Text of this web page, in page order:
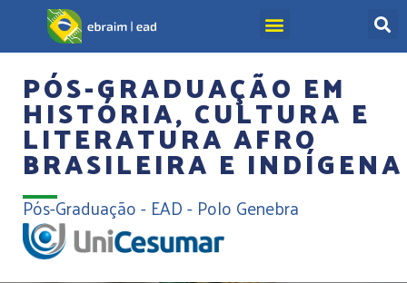
PÓS-GRADUAÇÃO EM
HISTÓRIA, CULTURA E
LITERATURA AFRO
BRASILEIRA E INDÍGENA
Pós-Graduação - EAD - Polo Genebra